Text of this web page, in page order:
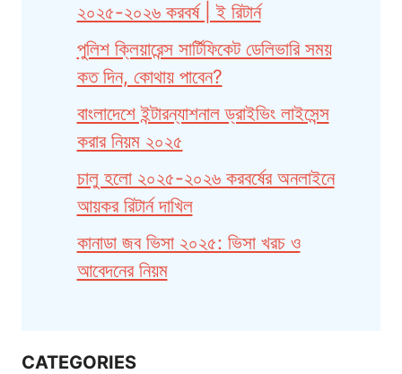
২০২৫-২০২৬ করবর্ষ | ই রিটার্ন
পুলিশ ক্লিয়ারেন্স সার্টিফিকেট ডেলিভারি সময়
কত দিন, কোথায় পাবেন?
বাংলাদেশে ইন্টারন্যাশনাল ড্রাইভিং লাইসেন্স
করার নিয়ম ২০২৫
চালু হলো ২০২৫-২০২৬ করবর্ষের অনলাইনে
আয়কর রিটার্ন দাখিল
কানাডা জব ভিসা ২০২৫: ভিসা খরচ ও
আবেদনের নিয়ম
CATEGORIES